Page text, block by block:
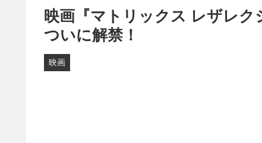
映画『マトリックス レザレ
ついに解禁！
映画